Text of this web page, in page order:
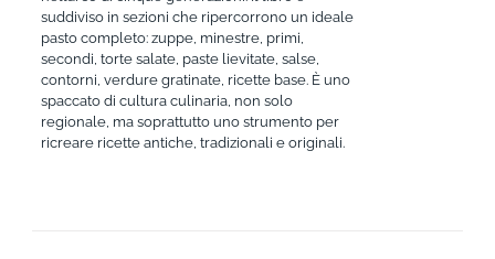
suddiviso in sezioni che ripercorrono un ideale
pasto completo: zuppe, minestre, primi,
secondi, torte salate, paste lievitate, salse,
contorni, verdure gratinate, ricette base. È uno
spaccato di cultura culinaria, non solo
regionale, ma soprattutto uno strumento per
ricreare ricette antiche, tradizionali e originali.